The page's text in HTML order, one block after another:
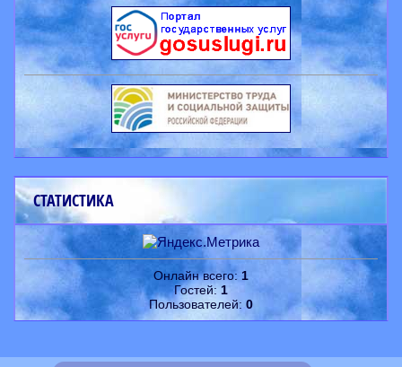
СТАТИСТИКА
Онлайн всего: 1
Гостей:1
Пользователей: 0